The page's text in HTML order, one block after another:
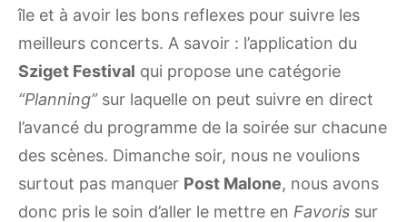
île et à avoir les bons reflexes pour suivre les
meilleurs concerts. A savoir : l’application du
Sziget Festival qui propose une catégorie
“Planning”sur laquelle on peut suivre en direct
l’avancé du programme de la soirée sur chacune
des scènes. Dimanche soir, nous ne voulions
surtout pas manquer Post Malone, nous avons
donc pris le soin d’aller le mettre en Favoris sur